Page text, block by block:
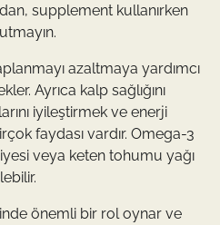
supplement kullanırken
azaltmaya yardımcı
Ayrıca kalp sağlığını
iyileştirmek ve enerji
faydası vardır. Omega-3
veya keten tohumu yağı
önemli bir rol oynar ve